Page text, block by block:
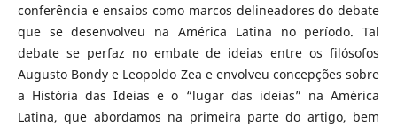
conferência e ensaios como marcos delineadores do debate
que se desenvolveu na América Latina no período. Tal
debate se perfaz no embate de ideias entre os filósofos
Augusto Bondy e Leopoldo Zea e envolveu concepções sobre
a História das Ideias e o “lugar das ideias” na América
Latina, que abordamos na primeira parte do artigo, bem